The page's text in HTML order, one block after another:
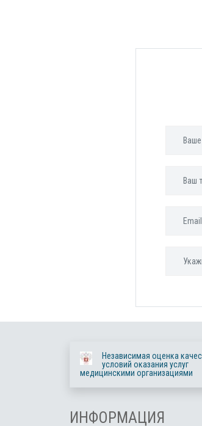
Независимая оценка
условий оказания услуг
медицинскими организациями
ИНФОРМАЦИЯ